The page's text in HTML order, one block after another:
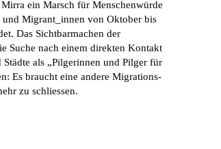
ein Marsch für Menschenwürde
und Migrant_innen von Oktober bis
Das Sichtbarmachen der
Suche nach einem direkten Kontakt
als „Pilgerinnen und Pilger für
Es braucht eine andere Migrations-
zu schliessen.